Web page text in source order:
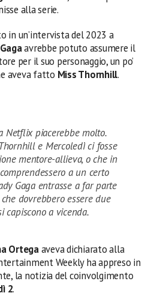
alla serie.
in un’intervista del 2023 a
avrebbe potuto assumere il
per il suo personaggio, un po’
aveva fatto Miss Thornhill.
Netflix piacerebbe molto.
e Mercoledì ci fosse
mentore-allieva, o che in
a un certo
Gaga entrasse a far parte
dovrebbero essere due
capiscono a vicenda.
Ortegaaveva dichiarato alla
Weekly ha appreso in
la notizia del coinvolgimento
2.